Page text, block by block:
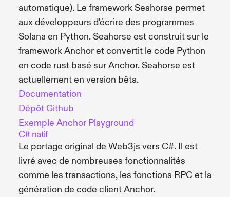
automatique). Le framework Seahorse permet
aux développeurs d'écrire des programmes
Solana en Python. Seahorse est construit sur le
framework Anchor et convertit le code Python
en code rust basé sur Anchor. Seahorse est
actuellement en version bêta.
Documentation
Dépôt Github
Exemple Anchor Playground
C# natif
Le portage original de Web3js vers C#. Il est
livré avec de nombreuses fonctionnalités
comme les transactions, les fonctions RPC et la
génération de code client Anchor.